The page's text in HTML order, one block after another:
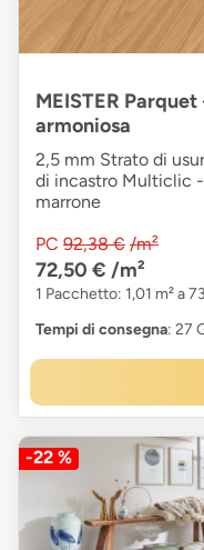
MEISTER
armoniosa
2,5 mm Strato di
di incastro Multiclic
marrone
PC 92,38 € /m²
72,50 € /m²
1 Pacchetto: 1,01 m² a
Tempi di consegna: 27
-22 %